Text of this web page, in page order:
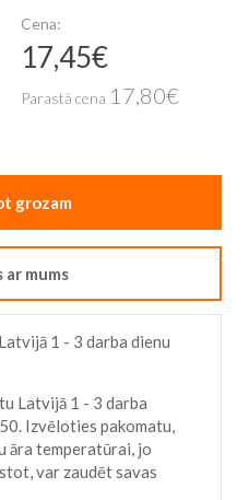
Cena:
Īpaša
cena
17,45€
Parastā cena 17,80€
grozam
ar mums
1 - 3 darba dienu
Latvijā 1 - 3 darba
Izvēloties pakomatu,
āra temperatūrai, jo
var zaudēt savas